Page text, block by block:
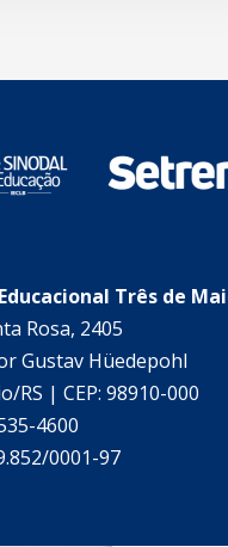
Três de
Rosa, 2405
Gustav Hüedepohl
RS | CEP: 98910-000
4600
0001-97